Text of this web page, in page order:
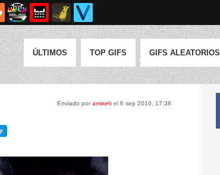
ÚLTIMOS TOP GIFS GIFS ALEATORIOS
Enviado poramixeh el 6 sep 2010, 17:38